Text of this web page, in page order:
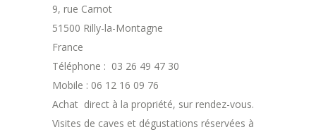
9, rue Carnot
51500 Rilly-la-Montagne
France
Téléphone : 03 26 49 47 30
Mobile : 06 12 16 09 76
Achat direct à la propriété, sur rendez-vous.
Visites de caves et dégustations réservées à